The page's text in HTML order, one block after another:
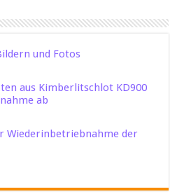
und Fotos
aus Kimberlitschlot KD900
ab
Wiederinbetriebnahme der